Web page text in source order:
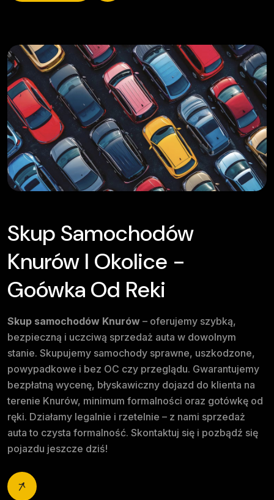
Skup Samochodów
Knurów I Okolice -
Goówka Od Reki
Skup samochodów Knurów – oferujemy szybką,
bezpieczną i uczciwą sprzedaż auta w dowolnym
stanie. Skupujemy samochody sprawne, uszkodzone,
powypadkowe i bez OC czy przeglądu. Gwarantujemy
bezpłatną wycenę, błyskawiczny dojazd do klienta na
terenie Knurów, minimum formalności oraz gotówkę od
ręki. Działamy legalnie i rzetelnie – z nami sprzedaż
auta to czysta formalność. Skontaktuj się i pozbądź się
pojazdu jeszcze dziś!